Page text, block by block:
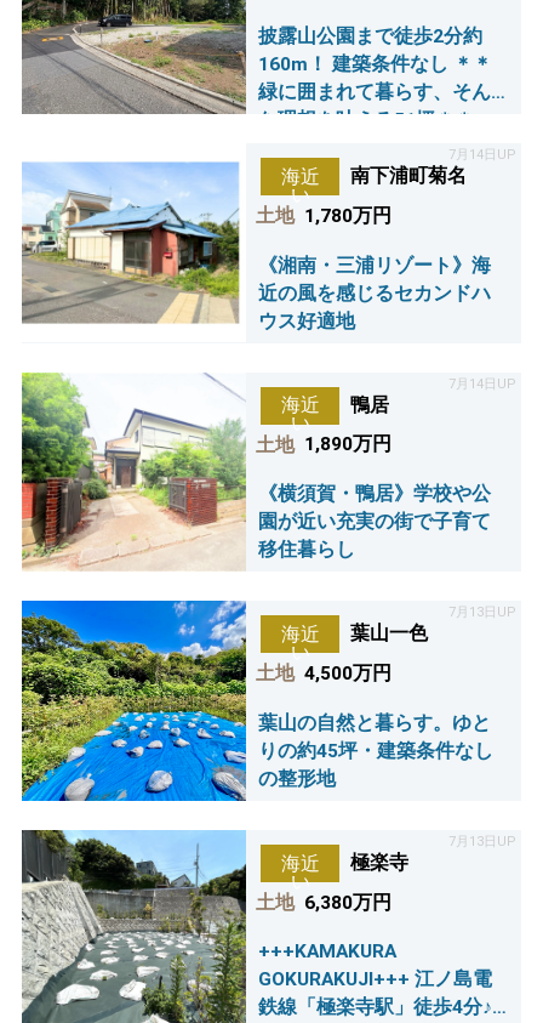
披露山公園まで徒歩2分約
160m！ 建築条件なし ＊＊
緑に囲まれて暮らす、そん
な理想を叶える51坪＊＊
7月14日UP
海近
い
南下浦町菊名
土地 1,780万円
《湘南・三浦リゾート》海
近の風を感じるセカンドハ
ウス好適地
7月14日UP
海近
い
鴨居
土地 1,890万円
《横須賀・鴨居》学校や公
園が近い充実の街で子育て
移住暮らし
7月13日UP
海近
い
葉山一色
土地 4,500万円
葉山の自然と暮らす。ゆと
りの約45坪・建築条件なし
の整形地
7月13日UP
海近
い
極楽寺
土地 6,380万円
+++KAMAKURA
GOKURAKUJI+++ 江ノ島電
鉄線「極楽寺駅」徒歩4分♪